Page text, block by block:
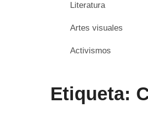
Literatura
Artes visuales
Activismos
Etiqueta: